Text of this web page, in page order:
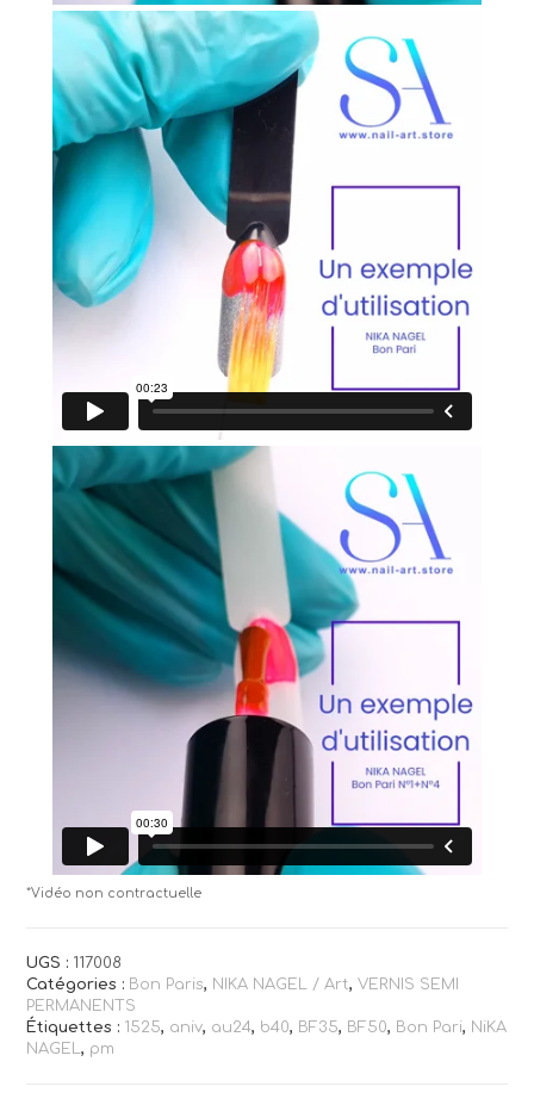
*Vidéo non contractuelle
UGS : 117008
Catégories : Bon Paris, NIKA NAGEL / Art,VERNIS SEMI
PERMANENTS
Étiquettes : 1525, aniv, au24, b40, BF35, BF50, Bon Pari, NiKA
NAGEL, pm